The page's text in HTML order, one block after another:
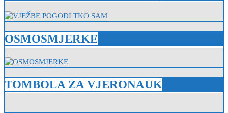
OSMOSMJERKE
TOMBOLA ZA VJERONAUK